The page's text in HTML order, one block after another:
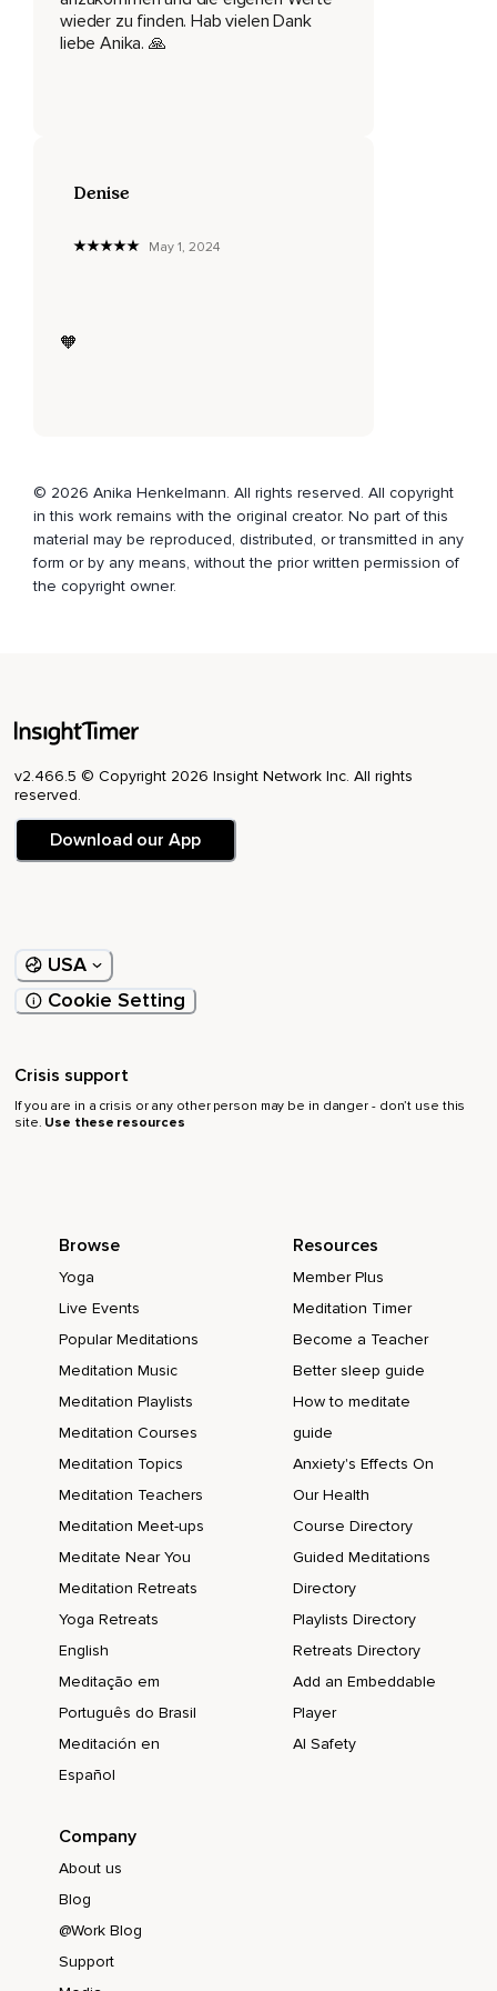
Schön,
wieder zu finden. Hab vielen Dank
liebe Anika. 🙏
Denise
May 1, 2024
🧡
© 2026 Anika Henkelmann. All rights reserved. All copyright
in this work remains with the original creator. No part of this
material may be reproduced, distributed, or transmitted in any
form or by any means, without the prior written permission of
the copyright owner.
v2.466.5 © Copyright 2026 Insight Network Inc. All rights
reserved.
Download our App
USA
Cookie Setting
Crisis support
If you are in a crisis or any other person may be in danger - don’t use this
site. Use these resources
Browse
Yoga
Live Events
Popular Meditations
Meditation Music
Meditation Playlists
Meditation Courses
Meditation Topics
Meditation Teachers
Meditation Meet-ups
Meditate Near You
Meditation Retreats
Yoga Retreats
English
Meditação em
Português do Brasil
Meditación en
Español
Resources
Member Plus
Meditation Timer
Become a Teacher
Better sleep guide
How to meditate
guide
Anxiety's Effects On
Our Health
Course Directory
Guided Meditations
Directory
Playlists Directory
Retreats Directory
Add an Embeddable
Player
AI Safety
Company
About us
Blog
@Work Blog
Support